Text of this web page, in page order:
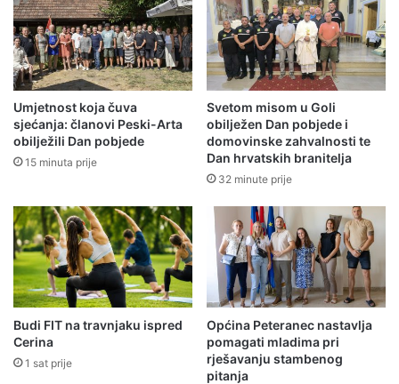
Umjetnost koja čuva
sjećanja: članovi Peski-Arta
obilježili Dan pobjede
15 minuta prije
Svetom misom u Goli
obilježen Dan pobjede i
domovinske zahvalnosti te
Dan hrvatskih branitelja
32 minute prije
Budi FIT na travnjaku ispred
Cerina
1 sat prije
Općina Peteranec nastavlja
pomagati mladima pri
rješavanju stambenog
pitanja